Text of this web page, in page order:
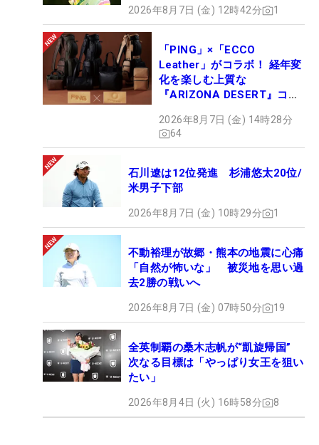
2026年8月7日 (金) 12時42分 1
「PING」×「ECCO
Leather」がコラボ！ 経年変
化を楽しむ上質な
『ARIZONA DESERT』コレ
ュー
2026年8月7日 (金) 14時28分
64
石川遼は12位発進 杉浦悠太20位/
米男子下部
2026年8月7日 (金) 10時29分 1
不動裕理が故郷・熊本の地震に心痛
「自然が怖いな」 被災地を思い過
去2勝の戦いへ
2026年8月7日 (金) 07時50分 19
全英制覇の桑木志帆が“凱旋帰国”
次なる目標は「やっぱり女王を狙い
たい」
2026年8月4日 (火) 16時58分 8